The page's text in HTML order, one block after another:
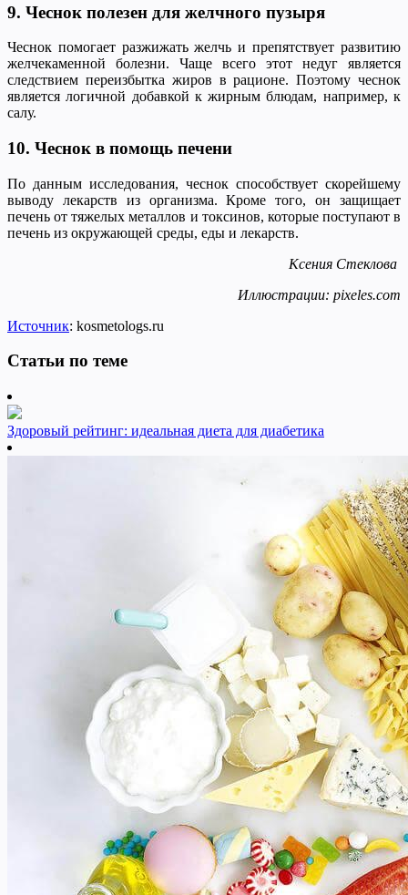
9. Чеснок полезен для желчного пузыря
Чеснок помогает разжижать желчь и препятствует развитию
желчекаменной болезни. Чаще всего этот недуг является
следствием переизбытка жиров в рационе. Поэтому чеснок
является логичной добавкой к жирным блюдам, например, к
салу.
10. Чеснок в помощь печени
По данным исследования, чеснок способствует скорейшему
выводу лекарств из организма. Кроме того, он защищает
печень от тяжелых металлов и токсинов, которые поступают в
печень из окружающей среды, еды и лекарств.
Ксения Стеклова
Иллюстрации: pixeles.com
Источник: kosmetologs.ru
Статьи по теме
Здоровый рейтинг: идеальная диета для диабетика